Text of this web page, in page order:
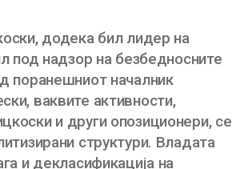
додека бил лидер на
под надзор на безбедносните
поранешниот началник
ваквите активности,
и други опозиционери, се
структури. Владата
и декласификација на